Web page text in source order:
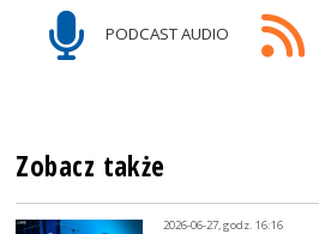
PODCAST AUDIO
Zobacz także
2026-06-27, godz. 16:16